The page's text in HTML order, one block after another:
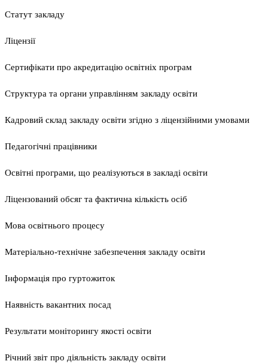
Статут закладу
Ліцензії
Сертифікати про акредитацію освітніх програм
Структура та органи управлінням закладу освіти
Кадровий склад закладу освіти згідно з ліцензійними умовами
Педагогічні працівники
Освітні програми, що реалізуються в закладі освіти
Ліцензований обсяг та фактична кількість осіб
Мова освітнього процесу
Матеріально-технічне забезпечення закладу освіти
Інформація про гуртожиток
Наявність вакантних посад
Результати моніторингу якості освіти
Річний звіт про діяльність закладу освіти